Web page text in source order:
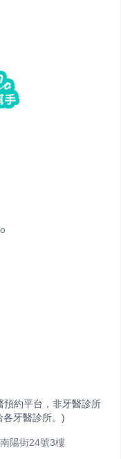
預約平台，非牙醫診所
各牙醫診所。)
陽街24號3樓